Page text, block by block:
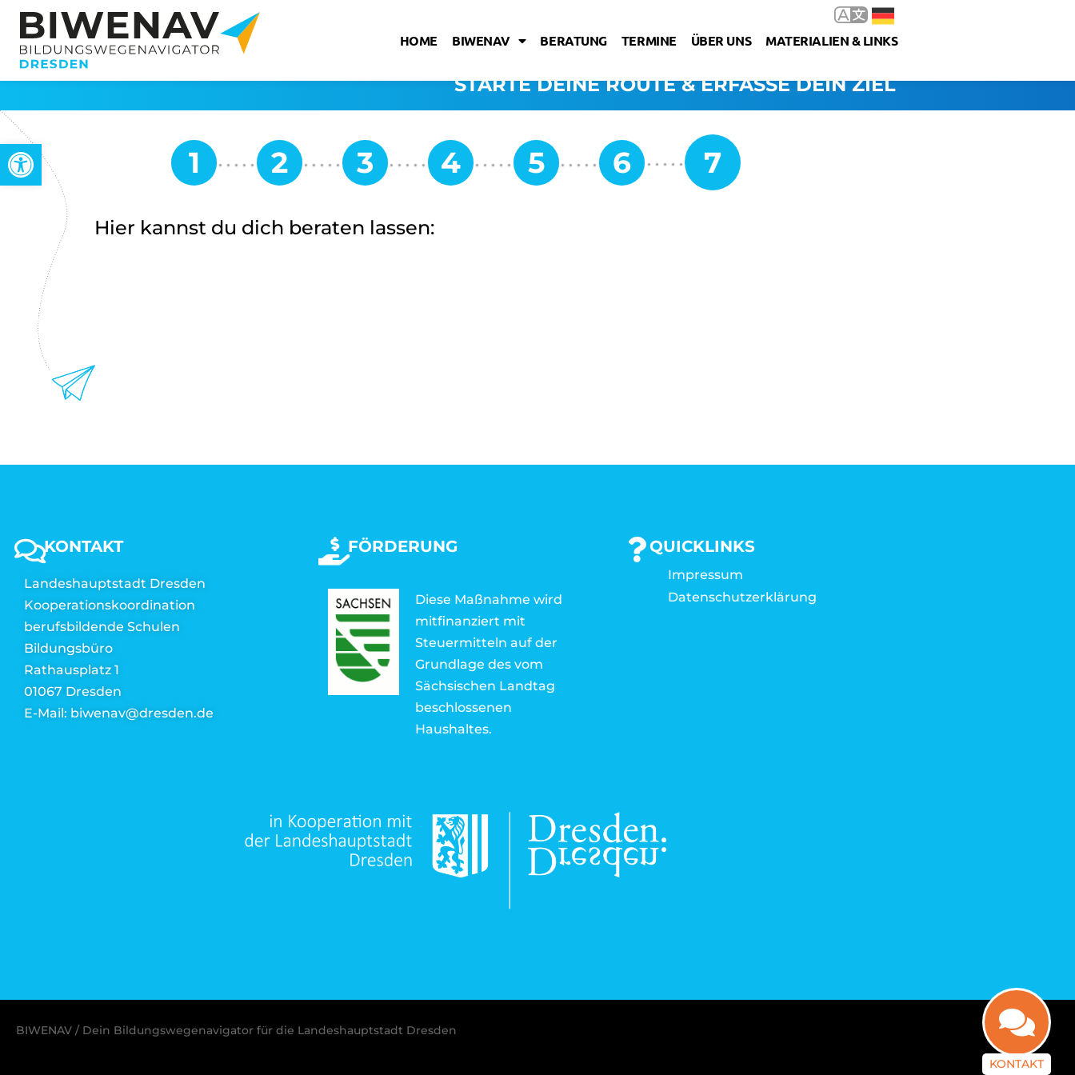
Werkzeugleiste öffnen
HOME BIWENAV BERATUNG TERMINE ÜBER UNS MATERIALIEN & LINKS
STARTE DEINE ROUTE & ERFASSE DEIN ZIEL
Hier kannst du dich beraten lassen:
KONTAKT
Landeshauptstadt Dresden
Kooperationskoordination
berufsbildende Schulen
Bildungsbüro
Rathausplatz 1
01067 Dresden
E-Mail: biwenav@dresden.de
FÖRDERUNG
Diese Maßnahme wird
mitfinanziert mit
Steuermitteln auf der
Grundlage des vom
Sächsischen Landtag
beschlossenen
Haushaltes.
QUICKLINKS
Impressum
Datenschutzerklärung
BIWENAV / Dein Bildungswegenavigator für die Landeshauptstadt Dresden
KONTAKT